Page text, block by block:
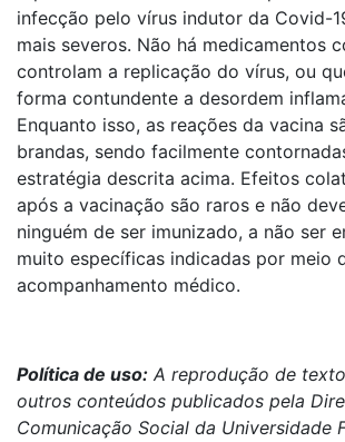
infecção pelo vírus indutor da Covid-
mais severos. Não há medicamentos
controlam a replicação do vírus, ou
forma contundente a desordem
Enquanto isso, as reações da vacina
brandas, sendo facilmente
estratégia descrita acima. Efeitos
após a vacinação são raros e não
ninguém de ser imunizado, a não ser
muito específicas indicadas por meio
acompanhamento médico.
Política de uso: A reprodução de
outros conteúdos publicados pela
Comunicação Social da Universidade